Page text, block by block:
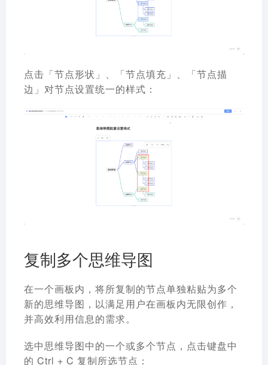
点击「节点形状」、「节点填充」、「节点描
边」对节点设置统一的样式：
复制多个思维导图
在一个画板内，将所复制的节点单独粘贴为多个
新的思维导图，以满足用户在画板内无限创作，
并高效利用信息的需求。
选中思维导图中的一个或多个节点，点击键盘中
的 Ctrl + C 复制所选节点：